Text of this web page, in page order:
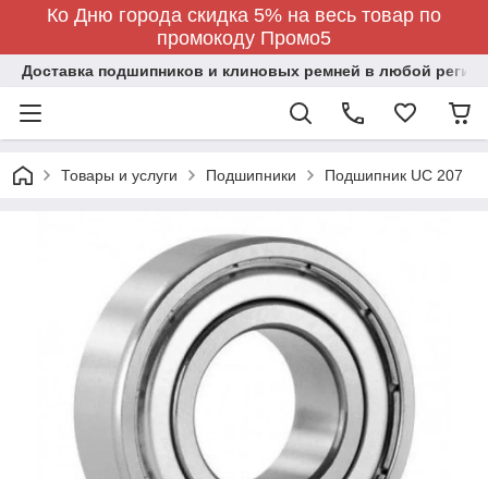
Ко Дню города скидка 5% на весь товар по
промокоду Промо5
Доставка подшипников и клиновых ремней в любой регион
Товары и услуги Подшипники Подшипник UC 207